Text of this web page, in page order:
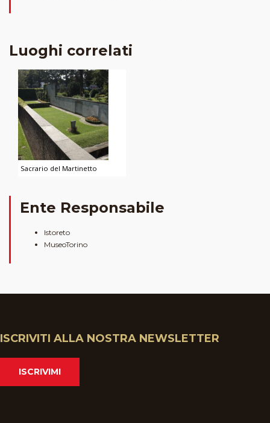
Luoghi correlati
Sacrario del Martinetto
Ente Responsabile
Istoreto
MuseoTorino
ISCRIVITI ALLA NOSTRA NEWSLETTER
ISCRIVIMI